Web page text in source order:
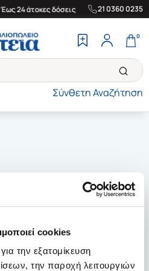
cookies
την εξατομίκευση
την παροχή λειτουργιών
Έως 24 άτοκες δόσεις | Δωρεάν
21 0360 0235
Σύνθετη Αναζήτηση
0